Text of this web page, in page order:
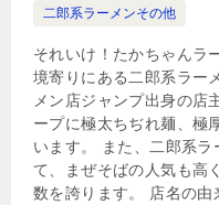
二郎系ラーメンその他
それいけ！たかちゃんラ
境寄りにある二郎系ラー
メン店ジャンプ出身の店
ープに極太ちぢれ麺、極
います。 また、二郎系
て、まぜそばの人気も高
数を誇ります。 店名の